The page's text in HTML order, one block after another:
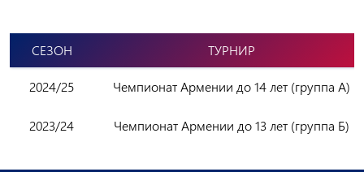
СЕЗОН ТУРНИР
2024/25 Чемпионат Армении до 14 лет (группа А)
2023/24 Чемпионат Армении до 13 лет (группа Б)